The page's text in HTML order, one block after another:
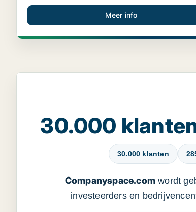
Meer info
30.000
30.000 klanten
Companyspace.com wordt
investeerders en